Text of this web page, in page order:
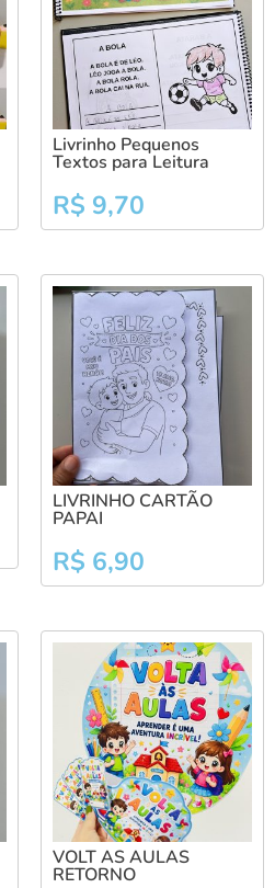
Livrinho Pequenos
Textos para Leitura
R$ 9,70
LIVRINHO CARTÃO
PAPAI
R$ 6,90
VOLT AS AULAS
RETORNO